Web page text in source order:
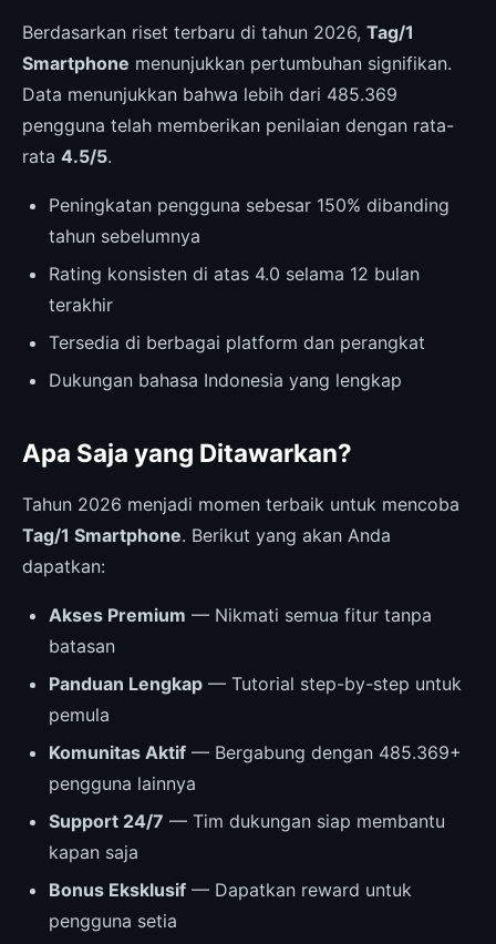
Berdasarkan riset terbaru di tahun 2026, Tag/1
Smartphone menunjukkan pertumbuhan signifikan.
Data menunjukkan bahwa lebih dari 485.369
pengguna telah memberikan penilaian dengan rata-
rata 4.5/5.
Peningkatan pengguna sebesar 150% dibanding
tahun sebelumnya
Rating konsisten di atas 4.0 selama 12 bulan
terakhir
Tersedia di berbagai platform dan perangkat
Dukungan bahasa Indonesia yang lengkap
Apa Saja yang Ditawarkan?
Tahun 2026 menjadi momen terbaik untuk mencoba
Tag/1 Smartphone. Berikut yang akan Anda
dapatkan:
Akses Premium — Nikmati semua fitur tanpa
batasan
Panduan Lengkap — Tutorial step-by-step untuk
pemula
Komunitas Aktif — Bergabung dengan 485.369+
pengguna lainnya
Support 24/7 — Tim dukungan siap membantu
kapan saja
Bonus Eksklusif — Dapatkan reward untuk
pengguna setia